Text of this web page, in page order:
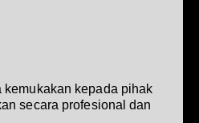
kemukakan kepada pihak
secara profesional dan